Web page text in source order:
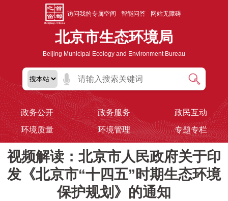
访问我的专属空间 智能问答 网站无障碍
北京市生态环境局
Beijing Municipal Ecology and Environment Bureau
政务公开 政务服务
政民互动
环境质量
环境管理 专题专栏
视频解读：北京市人民政府关于印
发《北京市“十四五”时期生态环境
保护规划》的通知